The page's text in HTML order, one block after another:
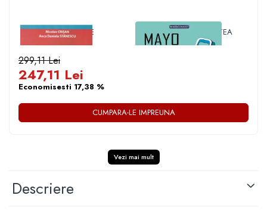
1 x VADEMECUM DE
TRATAMENTE
1 x MAYO CLINIC. CARTEA
ESENTIALA DESPRE
299,11 Lei
247,11 Lei
Economisesti 17,38 %
CUMPARA-LE IMPREUNA
Vezi mai mult
Descriere